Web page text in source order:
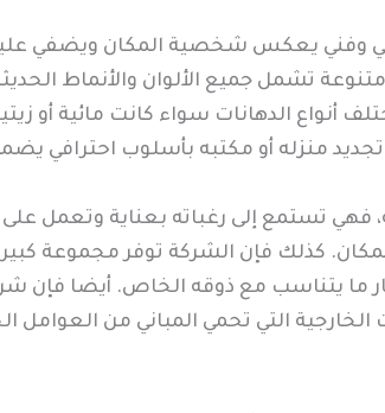
وفني يعكس شخصية المكان ويضفي
تشمل جميع الألوان والأنماط
الدهانات سواء كانت مائية أو
منزله أو مكتبه بأسلوب احترافي
تستمع إلى رغباته بعناية وتعمل على
كذلك فإن الشركة توفر مجموعة
ما يتناسب مع ذوقه الخاص. أيضا فإن
التي تحمي المباني من العوامل